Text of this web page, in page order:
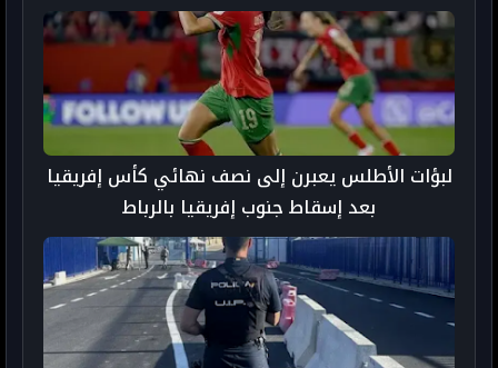
لبؤات الأطلس يعبرن إلى نصف نهائي كأس إفريقيا
بعد إسقاط جنوب إفريقيا بالرباط